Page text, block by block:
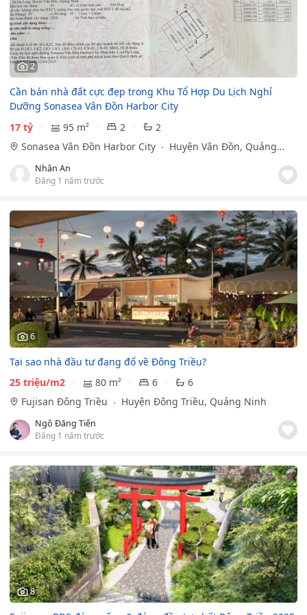
2
Cần bán nhà đất cực đẹp trong Khu Tổ Hợp Du Lịch Nghỉ
Dưỡng Sonasea Vân Đồn Harbor City
17 tỷ
95 m² 2
2
Sonasea Vân Đồn Harbor City
Huyện Vân Đồn, Quảng
Nhân An
Đăng 1 năm trước
6
Tại sao nhà đầu tư đang đổ về Đông Triều?
25 triệu/m2
80 m² 6
6
Fujisan Đông Triều
Huyện Đông Triều, Quảng Ninh
Ngô Đăng Tiến
Đăng 1 năm trước
8